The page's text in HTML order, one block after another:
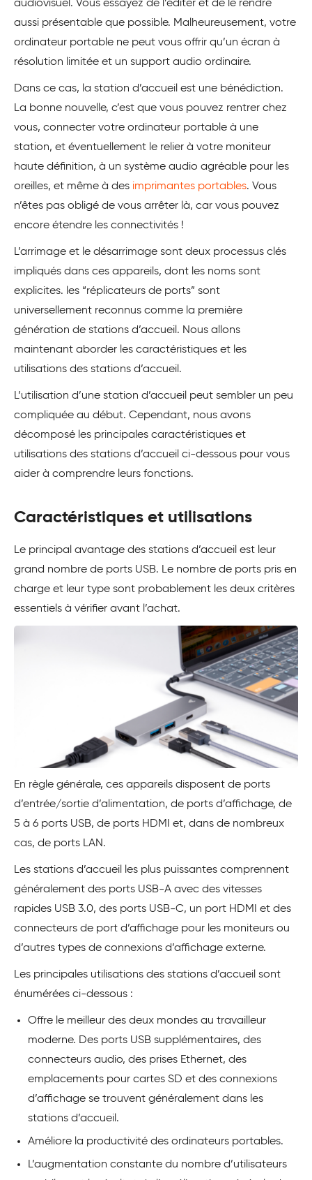
audiovisuel. Vous essayez de l’éditer et de le rendre
aussi présentable que possible. Malheureusement, votre
ordinateur portable ne peut vous offrir qu’un écran à
résolution limitée et un support audio ordinaire.
Dans ce cas, la station d’accueil est une bénédiction.
La bonne nouvelle, c’est que vous pouvez rentrer chez
vous, connecter votre ordinateur portable à une
station, et éventuellement le relier à votre moniteur
haute définition, à un système audio agréable pour les
oreilles, et même à des imprimantes portables. Vous
n’êtes pas obligé de vous arrêter là, car vous pouvez
encore étendre les connectivités !
L’arrimage et le désarrimage sont deux processus clés
impliqués dans ces appareils, dont les noms sont
explicites. les “réplicateurs de ports” sont
universellement reconnus comme la première
génération de stations d’accueil. Nous allons
maintenant aborder les caractéristiques et les
utilisations des stations d’accueil.
L’utilisation d’une station d’accueil peut sembler un peu
compliquée au début. Cependant, nous avons
décomposé les principales caractéristiques et
utilisations des stations d’accueil ci-dessous pour vous
aider à comprendre leurs fonctions.
Caractéristiques et utilisations
Le principal avantage des stations d’accueil est leur
grand nombre de ports USB. Le nombre de ports pris en
charge et leur type sont probablement les deux critères
essentiels à vérifier avant l’achat.
En règle générale, ces appareils disposent de ports
d’entrée/sortie d’alimentation, de ports d’affichage, de
5 à 6 ports USB, de ports HDMI et, dans de nombreux
cas, de ports LAN.
Les stations d’accueil les plus puissantes comprennent
généralement des ports USB-A avec des vitesses
rapides USB 3.0, des ports USB-C, un port HDMI et des
connecteurs de port d’affichage pour les moniteurs ou
d’autres types de connexions d’affichage externe.
Les principales utilisations des stations d’accueil sont
énumérées ci-dessous :
Offre le meilleur des deux mondes au travailleur
moderne. Des ports USB supplémentaires, des
connecteurs audio, des prises Ethernet, des
emplacements pour cartes SD et des connexions
d’affichage se trouvent généralement dans les
stations d’accueil.
Améliore la productivité des ordinateurs portables.
L’augmentation constante du nombre d’utilisateurs